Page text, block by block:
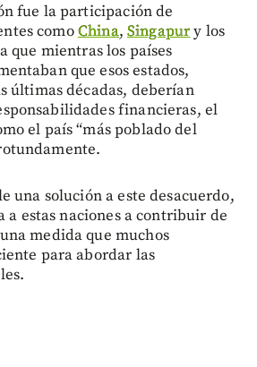
fue la participación de
comoChina, Singapury los
que mientras los países
que esos estados,
últimas décadas, deberían
financieras, el
el país “más poblado del
una solución a este desacuerdo,
estas naciones a contribuir de
medida que muchos
para abordar las